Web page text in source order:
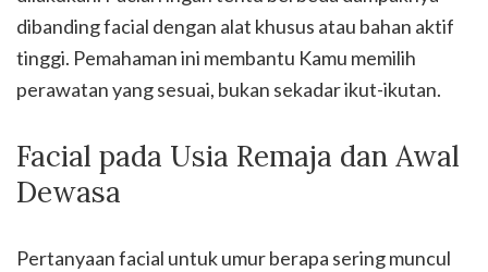
dibanding facial dengan alat khusus atau bahan aktif
tinggi. Pemahaman ini membantu Kamu memilih
perawatan yang sesuai, bukan sekadar ikut-ikutan.
Facial pada Usia Remaja dan Awal
Dewasa
Pertanyaan facial untuk umur berapa sering muncul